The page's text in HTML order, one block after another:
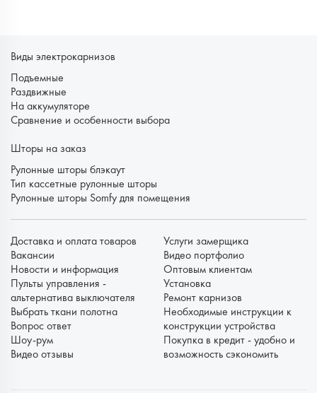
Виды электрокарнизов
Подъемные
Раздвижные
На аккумуляторе
Сравнение и особенности выбора
Шторы на заказ
Рулонные шторы блэкаут
Тип кассетные рулонные шторы
Рулонные шторы Somfy для помещения
Доставка и оплата товаров
Вакансии
Новости и информация
Пульты управления -
альтернатива выключателя
Выбрать ткани полотна
Вопрос ответ
Шоу-рум
Видео отзывы
Услуги замерщика
Видео портфолио
Оптовым клиентам
Установка
Ремонт карнизов
Необходимые инструкции к
конструкции устройства
Покупка в кредит - удобно и
возможность сэкономить